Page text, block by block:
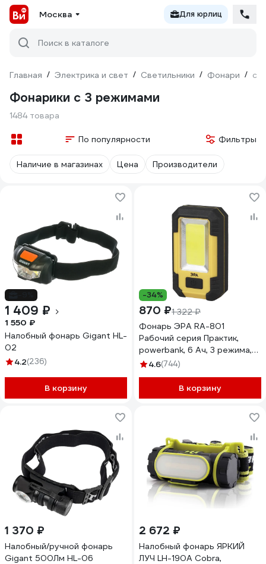
Москва Для юрлиц
Поиск в каталоге
Главная / Электрика и свет / Светильники / Фонари / с
Фонарики с 3 режимами
1484 товара
По популярности Фильтры
Наличие в магазинах Цена Производители
1 409 ₽
1 550 ₽
Налобный фонарь Gigant HL-
02
4.2(236)
В корзину
-34%
870 ₽1 322 ₽
Фонарь ЭРА RA-801
Рабочий серия Практик,
powerbank, 6 Ач, 3 режима,
Б0027824
4.6(744)
В корзину
1 370 ₽
Налобный/ручной фонарь
Gigant 500Лм HL-06
2 672 ₽
Налобный фонарь ЯРКИЙ
ЛУЧ LH-190A Cobra,